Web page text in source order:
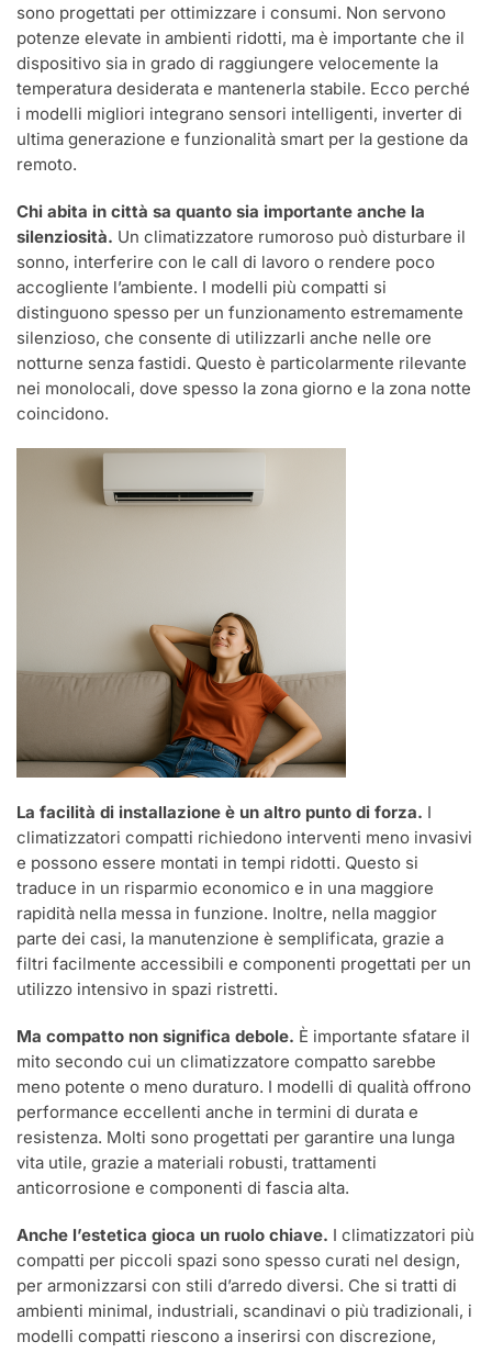
sono progettati per ottimizzare i consumi. Non servono
potenze elevate in ambienti ridotti, ma è importante che il
dispositivo sia in grado di raggiungere velocemente la
temperatura desiderata e mantenerla stabile. Ecco perché
i modelli migliori integrano sensori intelligenti, inverter di
ultima generazione e funzionalità smart per la gestione da
remoto.
Chi abita in città sa quanto sia importante anche la
silenziosità. Un climatizzatore rumoroso può disturbare il
sonno, interferire con le call di lavoro o rendere poco
accogliente l’ambiente. I modelli più compatti si
distinguono spesso per un funzionamento estremamente
silenzioso, che consente di utilizzarli anche nelle ore
notturne senza fastidi. Questo è particolarmente rilevante
nei monolocali, dove spesso la zona giorno e la zona notte
coincidono.
La facilità di installazione è un altro punto di forza. I
climatizzatori compatti richiedono interventi meno invasivi
e possono essere montati in tempi ridotti. Questo si
traduce in un risparmio economico e in una maggiore
rapidità nella messa in funzione. Inoltre, nella maggior
parte dei casi, la manutenzione è semplificata, grazie a
filtri facilmente accessibili e componenti progettati per un
utilizzo intensivo in spazi ristretti.
Ma compatto non significa debole. È importante sfatare il
mito secondo cui un climatizzatore compatto sarebbe
meno potente o meno duraturo. I modelli di qualità offrono
performance eccellenti anche in termini di durata e
resistenza. Molti sono progettati per garantire una lunga
vita utile, grazie a materiali robusti, trattamenti
anticorrosione e componenti di fascia alta.
Anche l’estetica gioca un ruolo chiave. I climatizzatori più
compatti per piccoli spazi sono spesso curati nel design,
per armonizzarsi con stili d’arredo diversi. Che si tratti di
ambienti minimal, industriali, scandinavi o più tradizionali, i
modelli compatti riescono a inserirsi con discrezione,